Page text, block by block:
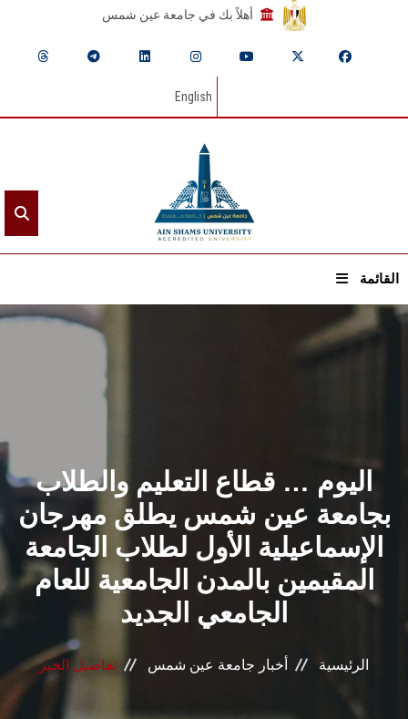
أهلاً بك في جامعة عين شمس
English
القائمة
الشئون الأكاديمية
البحث العلمي
الرعاية الصحية
المراكز والوحدات
الأنظمة الذكية
اليوم … قطاع التعليم والطلاب
بجامعة عين شمس يطلق مهرجان
الإسماعيلية الأول لطلاب الجامعة
المقيمين بالمدن الجامعية للعام
الجامعي الجديد
الرئيسية أخبار جامعة عين شمس تفاصيل الخبر